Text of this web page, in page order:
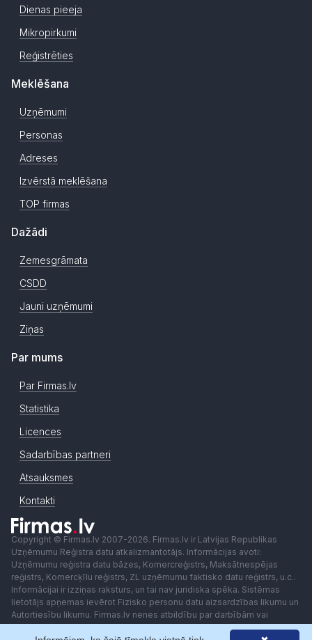
Dienas pieeja
Mikropirkumi
Reģistrēties
Meklēšana
Uzņēmumi
Personas
Adreses
Izvērstā meklēšana
TOP firmas
Dažādi
Zemesgrāmata
CSDD
Jauni uzņēmumi
Ziņas
Par mums
Par Firmas.lv
Statistika
Licences
Sadarbības partneri
Atsauksmes
Kontakti
Copyright © Firmas.lv 2007-2026. Firmas.lv ir Latvijas Republikas
Uzņēmumu Reģistra datu atkalizmantotājs. Informācijas avoti:
Uzņēmumu reģistra datu bāzes, Komercreģistrs, Maksātnespējas
reģistrs, Komercķīlu reģistrs, ZL uzņēmumu faktisko datu reģistrs, u.c..
Informācijai ir izziņas raksturs, un tai nav juridiska spēka. Sistēmas
lietotājs apņemas ievērot Fizisko personu datu aizsardzības likumu un
Autortiesību likumu. Firmas.lv nenes atbildību par darbībām vai
lēmumiem, kas balstīti uz saņemto pakalpojumu. Lietotājam aizliegts